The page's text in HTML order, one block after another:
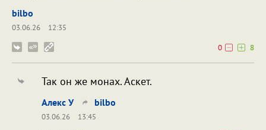
bilbo
03.06.26
12:35
0
8
Так он же монах. Аскет.
Алекс У bilbo
03.06.26
13:45